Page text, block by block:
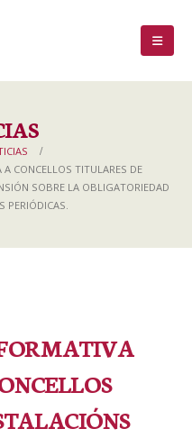
CONCELLOS TITULARES DE
SOBRE LA OBLIGATORIEDAD
PERIÓDICAS.